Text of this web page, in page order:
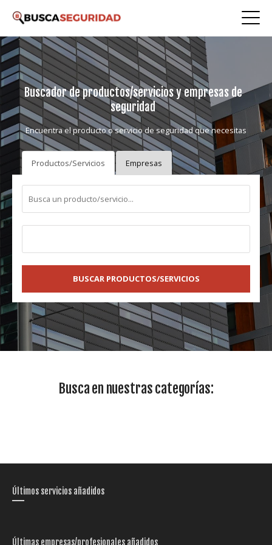
Buscador de productos/servicios y empresas de
seguridad
Encuentra el producto o servicio de seguridad que necesitas
Productos/Servicios Empresas
BUSCAR PRODUCTOS/SERVICIOS
Busca en nuestras categorías:
Últimos servicios añadidos
Últimas empresas/profesionales añadidos